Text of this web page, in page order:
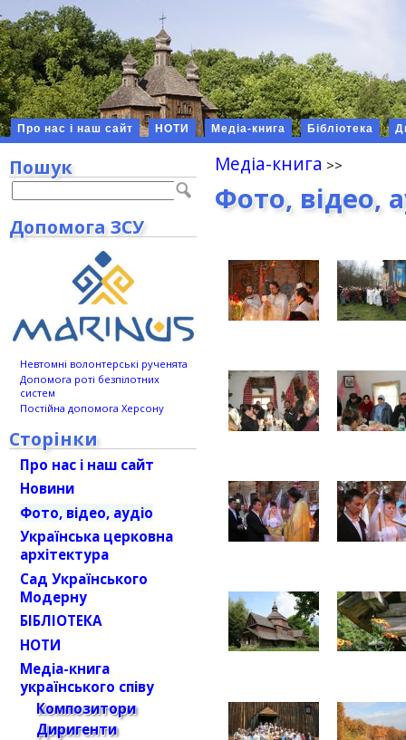
Про нас і наш сайт НОТИ Медіа-книга Бібліотека
Медіа-книга
Фото, відео,
Пошук
Допомога ЗСУ
Невтомні волонтерські рученята
Допомога роті безпілотних
систем
Постійна допомога Херсону
Сторінки
Про нас і наш сайт
Новини
Фото, відео, аудіо
Українська церковна
архітектура
Сад Українського
Модерну
БІБЛІОТЕКА
НОТИ
Медіа-книга
українського співу
Композитори
Диригенти